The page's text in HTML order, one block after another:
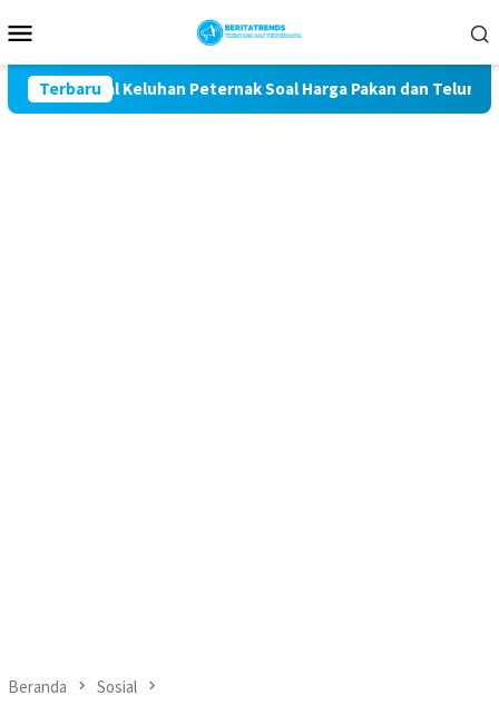
ke
Mobile
Terbaru
Kawal Keluhan Peternak Soal Harga Pakan dan Telur
Beranda Sosial